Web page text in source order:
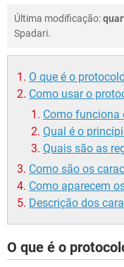
GUIA DE COMPRAS
OUTLOOK
CELULAR
OUTLOOK
INSTAGRAM
FÓRUM
OUTLOOK
INSTAGRAM
GUIA DE COMPRAS
GLOSSÁRIO
JOGOS
OUTLOOK
INSTAGRAM
GUIA DE COMPRAS
Última modificação:
Spadari.
O que é o
Como usar o
Como funciona
Qual é o
Quais são as
Como são os
Como aparecem
Descrição dos
O que é o